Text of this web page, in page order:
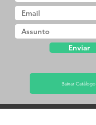
Enviar
Baixar Catálogo